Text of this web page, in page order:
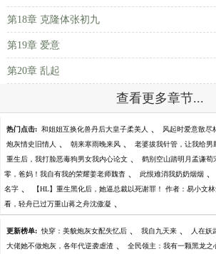
第18章 克隆体张初九
第19章 爱意
第20章 乱起
查看更多章节...
热门点击: 和姐姐互换化兽丹后大皇子柔美人 、 风起时爱意散尽
炮灰情史旧情人 、 朝来寒雨晚来风 、 老婆拔我针管，让我给男
重生后，我打脸恶毒狗男女我内心论文 、 鹤别空山踏明月孟谦荀
零，爸妈！我自有我的荣耀姜老师魏杳 、 此恨难消我奶奶烟烟 、
名字 、 【HL】重生黑化后，她逼总裁以死谢罪！ 作者：易小文
看，轻舟已过万重山蒋之舟沈傲凝 、
更新榜单: 快穿：美貌炮灰女配失忆后 、 我自九天来 、 人在妖
大佬她不做炮灰，各年代逆袭虐渣 、 全民领主：我有一颗黑龙之